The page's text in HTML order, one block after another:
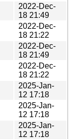
2022-Dec-
18 21:49
2022-Dec-
18 21:22
2022-Dec-
18 21:49
2022-Dec-
18 21:22
2025-Jan-
12 17:18
2025-Jan-
12 17:18
2025-Jan-
12 17:18